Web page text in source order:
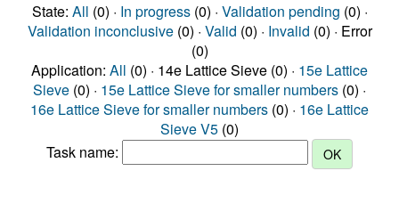
State: All (0) · In progress(0) · Validation pending (0) ·
Validation inconclusive(0) · Valid (0) · Invalid (0) · Error
(0)
Application: All (0) · 14e Lattice Sieve (0) · 15e Lattice
Sieve (0) · 15e Lattice Sieve for smaller numbers (0) ·
16e Lattice Sieve for smaller numbers (0) · 16e Lattice
Sieve V5 (0)
Task name: